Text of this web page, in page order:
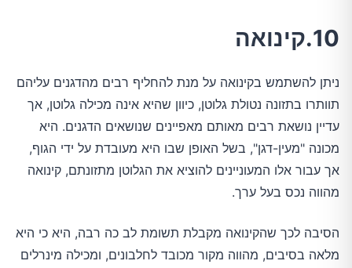
10.קינואה
ניתן להשתמש בקינואה על מנת להחליף רבים מהדגנים עליהם
תוותרו בתזונה נטולת גלוטן, כיוון שהיא אינה מכילה גלוטן, אך
עדיין נושאת רבים מאותם מאפיינים שנושאים הדגנים. היא
מכונה "מעין-דגן", בשל האופן שבו היא מעובדת על ידי הגוף,
אך עבור אלו המעוניינים להוציא את הגלוטן מתזונתם, קינואה
מהווה נכס בעל ערך.
הסיבה לכך שהקינואה מקבלת תשומת לב כה רבה, היא כי היא
מלאה בסיבים, מהווה מקור מכובד לחלבונים, ומכילה מינרלים